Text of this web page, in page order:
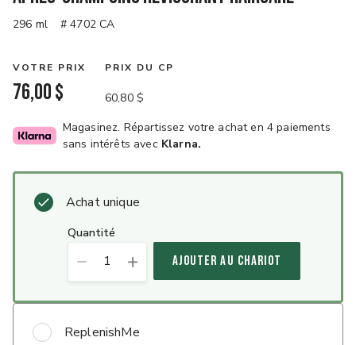
296 ml # 4702 CA
VOTRE PRIX
76,00 $
PRIX DU CP
60,80 $
Magasinez. Répartissez votre achat en 4 paiements
sans intérêts avec Klarna.
Achat unique
quantité
1 AJOUTER AU CHARIOT
ReplenishMe